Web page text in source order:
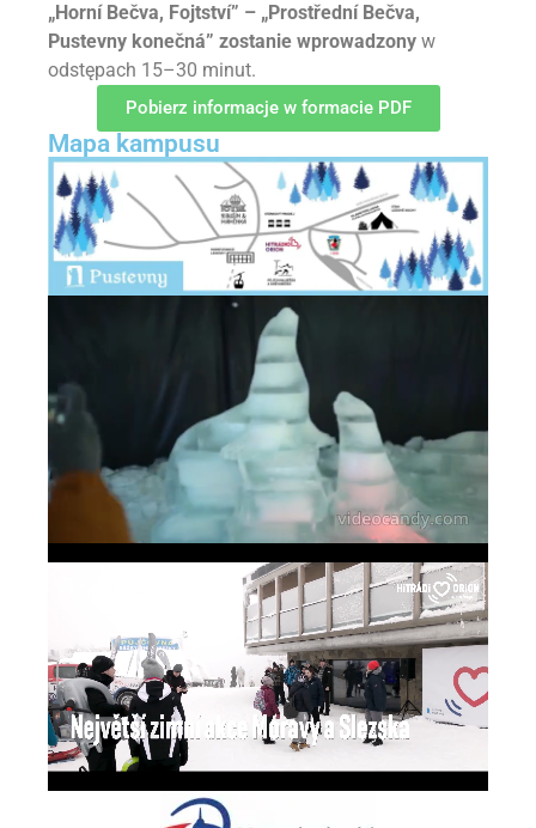
„Horní Bečva, Fojtství” – „Prostřední Bečva,
Pustevny konečná” zostanie wprowadzony w
odstępach 15–30 minut.
Pobierz informacje w formacie PDF
Mapa kampusu